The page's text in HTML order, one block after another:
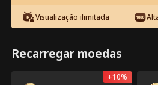
46.6k
Exclusivo no App:
Desbloqueios Grátis
Visualização ilimitada
Recarregar moedas
+10%